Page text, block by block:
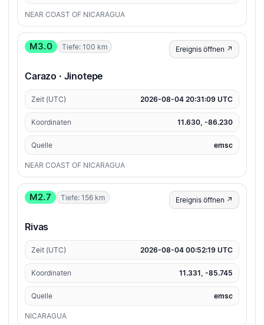
NEAR COAST OF NICARAGUA
M3.0 Tiefe: 100 km Ereignis öffnen ↗
Carazo · Jinotepe
Zeit (UTC) 2026-08-04 20:31:09 UTC
Koordinaten 11.630, -86.230
Quelle emsc
NEAR COAST OF NICARAGUA
M2.7 Tiefe: 156 km Ereignis öffnen ↗
Rivas
Zeit (UTC) 2026-08-04 00:52:19 UTC
Koordinaten 11.331, -85.745
Quelle emsc
NICARAGUA